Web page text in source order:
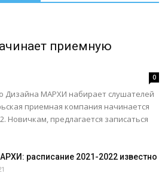
приемную
0
Дизайна МАРХИ набирает слушателей
приемная компания начинается
Новичкам, предлагается записаться
расписание 2021-2022 известно